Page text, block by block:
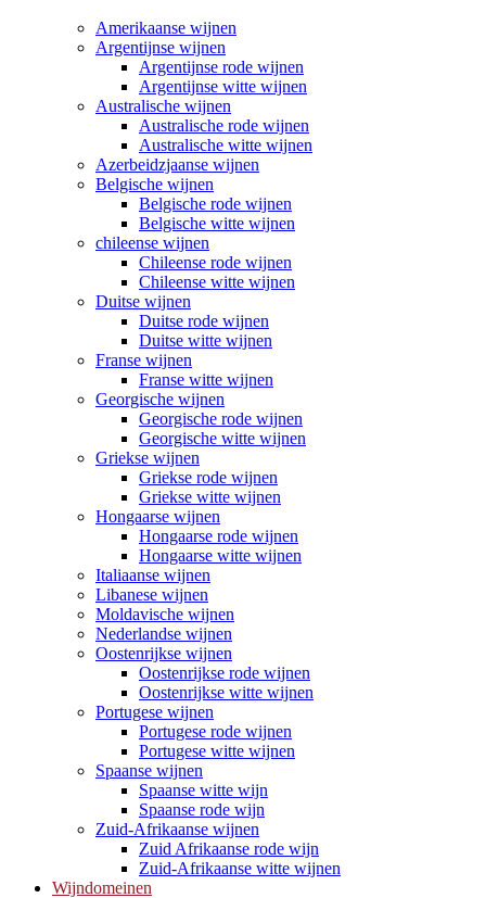
Amerikaanse wijnen
Argentijnse wijnen
Argentijnse rode wijnen
Argentijnse witte wijnen
Australische wijnen
Australische rode wijnen
Australische witte wijnen
Azerbeidzjaanse wijnen
Belgische wijnen
Belgische rode wijnen
Belgische witte wijnen
chileense wijnen
Chileense rode wijnen
Chileense witte wijnen
Duitse wijnen
Duitse rode wijnen
Duitse witte wijnen
Franse wijnen
Franse witte wijnen
Georgische wijnen
Georgische rode wijnen
Georgische witte wijnen
Griekse wijnen
Griekse rode wijnen
Griekse witte wijnen
Hongaarse wijnen
Hongaarse rode wijnen
Hongaarse witte wijnen
Italiaanse wijnen
Libanese wijnen
Moldavische wijnen
Nederlandse wijnen
Oostenrijkse wijnen
Oostenrijkse rode wijnen
Oostenrijkse witte wijnen
Portugese wijnen
Portugese rode wijnen
Portugese witte wijnen
Spaanse wijnen
Spaanse witte wijn
Spaanse rode wijn
Zuid-Afrikaanse wijnen
Zuid Afrikaanse rode wijn
Zuid-Afrikaanse witte wijnen
Wijndomeinen